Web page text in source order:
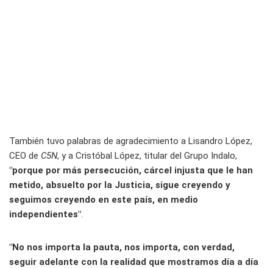
También tuvo palabras de agradecimiento a Lisandro López,
CEO de C5N, y a Cristóbal López, titular del Grupo Indalo,
"porque por más persecución, cárcel injusta que le han
metido, absuelto por la Justicia, sigue creyendo y
seguimos creyendo en este país, en medio
independientes"
"No nos importa la pauta, nos importa, con verdad,
seguir adelante con la realidad que mostramos día a día